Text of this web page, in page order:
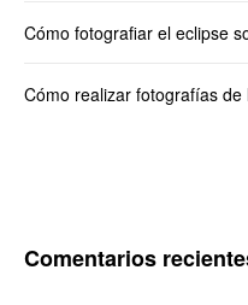
Cómo fotografiar el eclipse
Cómo realizar fotografías
Comentarios